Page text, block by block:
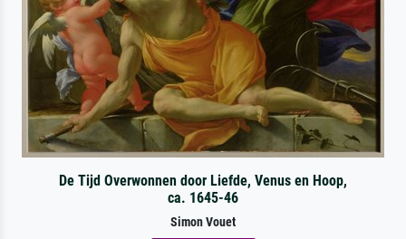
De Tijd Overwonnen door Liefde, Venus en Hoop,
ca. 1645-46
Simon Vouet